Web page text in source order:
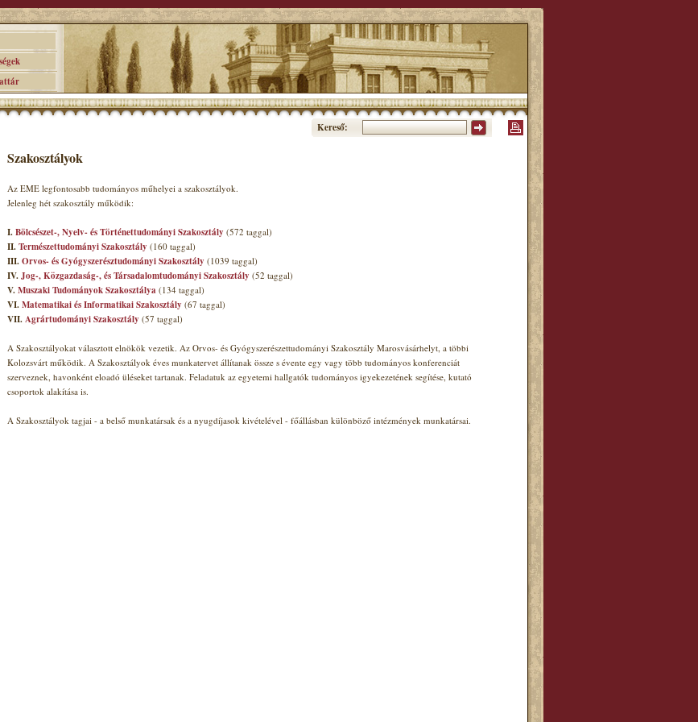
Kereső:
Szakosztályok
Az EME legfontosabb tudományos műhelyei a szakosztályok.
Jelenleg hét szakosztály működik:
I.Bölcsészet-, Nyelv- és Történettudományi Szakosztály (572 taggal)
II.Természettudományi Szakosztály (160 taggal)
III.Orvos- és Gyógyszerésztudományi Szakosztály (1039 taggal)
IV.Jog-, Közgazdaság-, és Társadalomtudományi Szakosztály (52 taggal)
V.Muszaki Tudományok Szakosztálya (134 taggal)
VI.Matematikai és Informatikai Szakosztály (67 taggal)
VII.Agrártudományi Szakosztály (57 taggal)
A Szakosztályokat választott elnökök vezetik. Az Orvos- és Gyógyszerészettudományi Szakosztály Marosvásárhelyt, a többi
Kolozsvárt működik. A Szakosztályok éves munkatervet állítanak össze s évente egy vagy több tudományos konferenciát
szerveznek, havonként eloadó üléseket tartanak. Feladatuk az egyetemi hallgatók tudományos igyekezetének segítése, kutató
csoportok alakítása is.
A Szakosztályok tagjai - a belső munkatársak és a nyugdíjasok kivételével - főállásban különböző intézmények munkatársai.